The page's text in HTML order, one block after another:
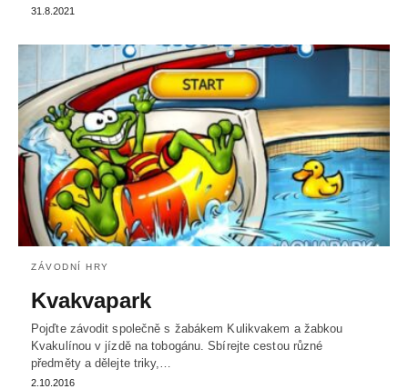
31.8.2021
ZÁVODNÍ HRY
Kvakvapark
Pojďte závodit společně s žabákem Kulikvakem a žabkou
Kvakulínou v jízdě na tobogánu. Sbírejte cestou různé
předměty a dělejte triky,…
2.10.2016